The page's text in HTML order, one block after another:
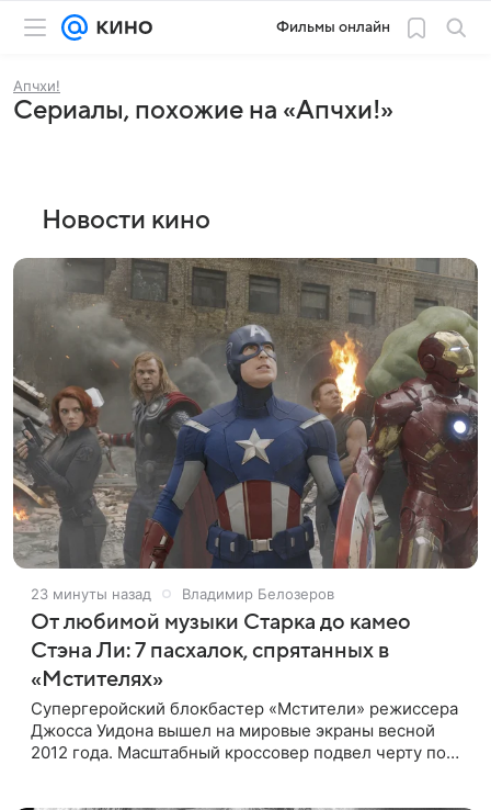
Фильмы онлайн
Апчхи!
Сериалы, похожие на «Апчхи!»
Новости кино
23 минуты назад Владимир Белозеров
От любимой музыки Старка до камео
Стэна Ли: 7 пасхалок, спрятанных в
«Мстителях»
Супергеройский блокбастер «Мстители» режиссера
Джосса Уидона вышел на мировые экраны весной
2012 года. Масштабный кроссовер подвел черту под